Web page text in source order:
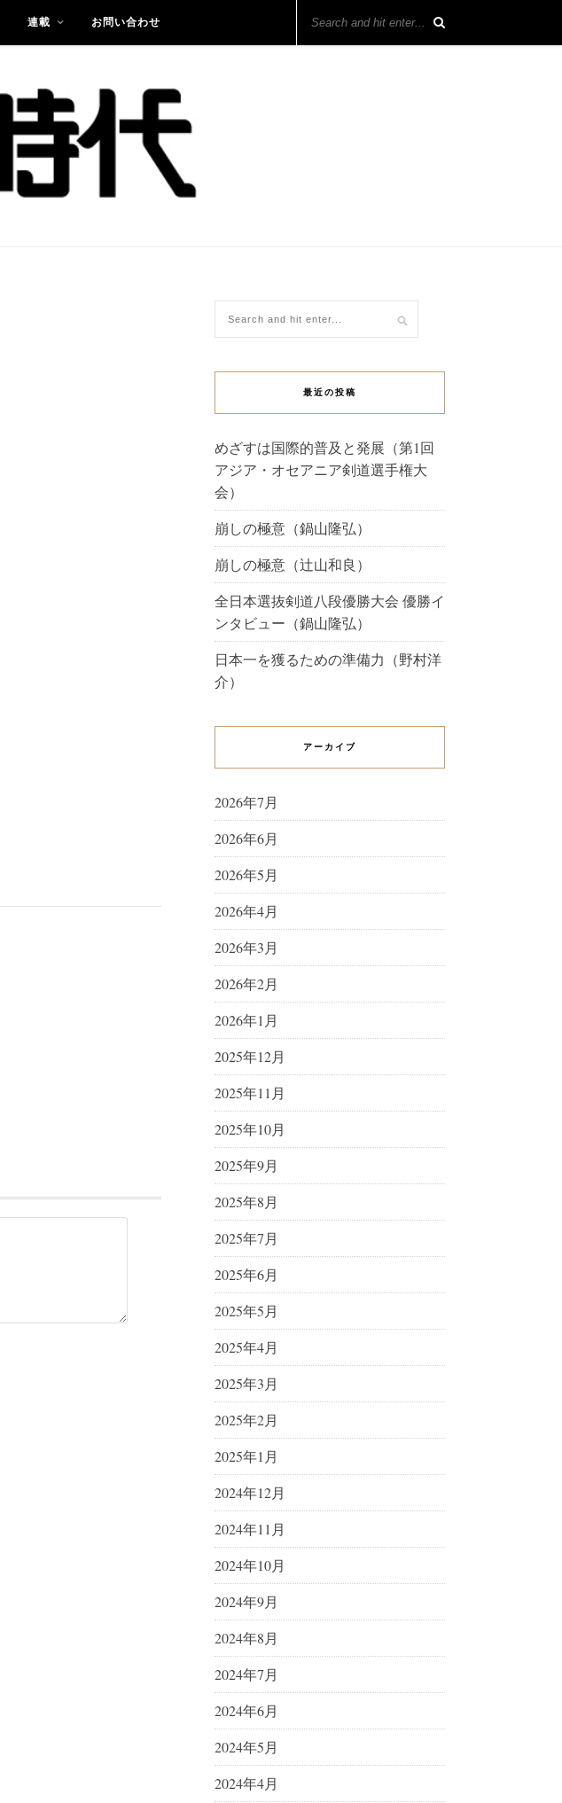
連載 お問い合わせ
最近の投稿
めざすは国際的普及と発展（第1回
アジア・オセアニア剣道選手権大
会）
崩しの極意（鍋山隆弘）
崩しの極意（辻山和良）
全日本選抜剣道八段優勝大会 優勝イ
ンタビュー（鍋山隆弘）
日本一を獲るための準備力（野村洋
介）
アーカイブ
2026年7月
2026年6月
2026年5月
2026年4月
2026年3月
2026年2月
2026年1月
2025年12月
2025年11月
2025年10月
2025年9月
2025年8月
2025年7月
2025年6月
2025年5月
2025年4月
2025年3月
2025年2月
2025年1月
2024年12月
2024年11月
2024年10月
2024年9月
2024年8月
2024年7月
2024年6月
2024年5月
2024年4月